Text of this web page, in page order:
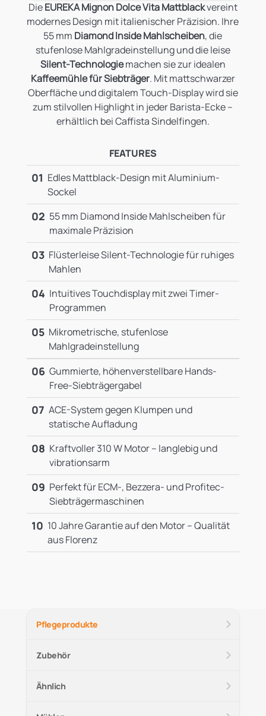
DieEUREKA Mignon Dolce Vita Mattblackvereint
modernes Design mit italienischer Präzision. Ihre
55 mm Diamond Inside Mahlscheiben, die
stufenlose Mahlgradeinstellung und die leise
Silent-Technologiemachen sie zur idealen
Kaffeemühle für Siebträger. Mit mattschwarzer
Oberfläche und digitalem Touch-Display wird sie
zum stilvollen Highlight in jeder Barista-Ecke –
erhältlich bei Caffista Sindelfingen.
FEATURES
01 Edles Mattblack-Design mit Aluminium-
Sockel
02 55 mm Diamond Inside Mahlscheiben für
maximale Präzision
03 Flüsterleise Silent-Technologie für ruhiges
Mahlen
04 Intuitives Touchdisplay mit zwei Timer-
Programmen
05 Mikrometrische, stufenlose
Mahlgradeinstellung
06 Gummierte, höhenverstellbare Hands-
Free-Siebträgergabel
07 ACE-System gegen Klumpen und
statische Aufladung
08 Kraftvoller 310 W Motor – langlebig und
vibrationsarm
09 Perfekt für ECM-, Bezzera- und Profitec-
Siebträgermaschinen
10 10 Jahre Garantie auf den Motor – Qualität
aus Florenz
Pflegeprodukte
Zubehör
Ähnlich